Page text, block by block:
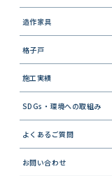
造作家具
格子戸
施工実績
SDGs・環境への取組み
よくあるご質問
お問い合わせ